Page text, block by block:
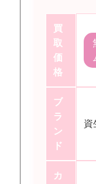
買
取
価
格
ブ
ラ
ン
ド
資
カ